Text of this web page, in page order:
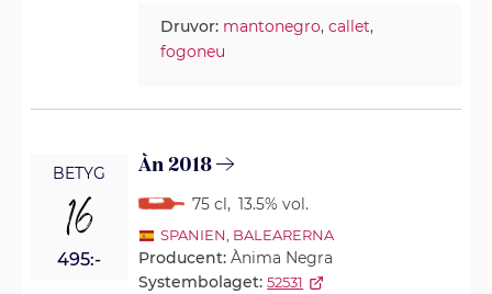
Druvor: mantonegro,callet,
fogoneu
BETYG
16
495:-
Àn 2018
75 cl, 13.5% vol.
SPANIEN BALEARERNA
Producent:Ànima Negra
Systembolaget: 52531